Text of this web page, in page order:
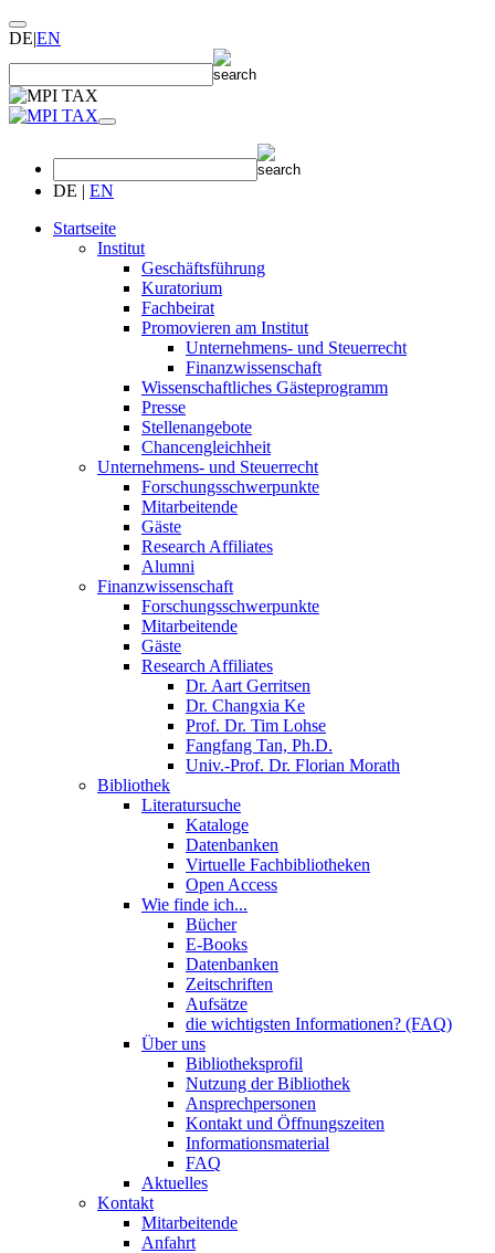
DE|EN
DE | EN
Startseite
Institut
Geschäftsführung
Kuratorium
Fachbeirat
Promovieren am Institut
Unternehmens- und Steuerrecht
Finanzwissenschaft
Wissenschaftliches Gästeprogramm
Presse
Stellenangebote
Chancengleichheit
Unternehmens- und Steuerrecht
Forschungsschwerpunkte
Mitarbeitende
Gäste
Research Affiliates
Alumni
Finanzwissenschaft
Forschungsschwerpunkte
Mitarbeitende
Gäste
Research Affiliates
Dr. Aart Gerritsen
Dr. Changxia Ke
Prof. Dr. Tim Lohse
Fangfang Tan, Ph.D.
Univ.-Prof. Dr. Florian Morath
Bibliothek
Literatursuche
Kataloge
Datenbanken
Virtuelle Fachbibliotheken
Open Access
Wie finde ich...
Bücher
E-Books
Datenbanken
Zeitschriften
Aufsätze
die wichtigsten Informationen? (FAQ)
Über uns
Bibliotheksprofil
Nutzung der Bibliothek
Ansprechpersonen
Kontakt und Öffnungszeiten
Informationsmaterial
FAQ
Aktuelles
Kontakt
Mitarbeitende
Anfahrt